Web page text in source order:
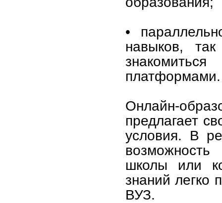
•
навыков,
платформами.
Онлайн-
предлагает
условия. В
школы или
знаний легко
ВУЗ.